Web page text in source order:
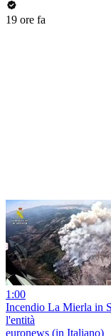
19 ore fa
1:00
Incendio La Mierla in
l'entità
euronews (in Italiano)